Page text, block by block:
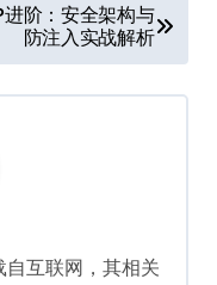
进阶：安全架构与
防注入实战解析
自互联网，其相关